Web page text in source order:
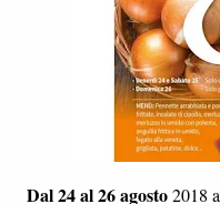
Dal 24 al 26 agosto2018 a